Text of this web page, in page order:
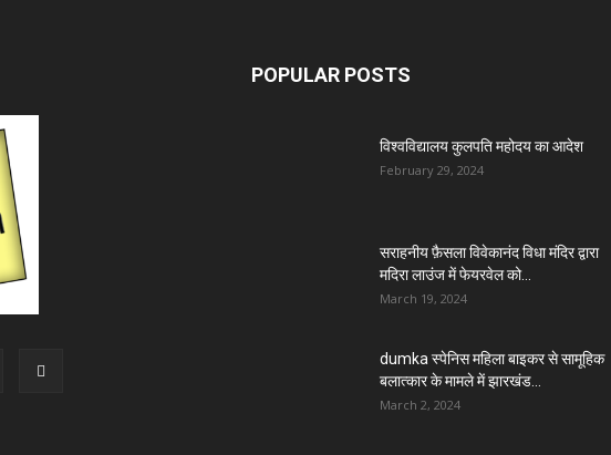
POPULAR POSTS
विश्वविद्यालय कुलपति महोदय का आदेश
February 29, 2024
सराहनीय फ़ैसला विवेकानंद विधा मंदिर द्वारा
मदिरा लाउंज में फेयरवेल को...
March 19, 2024
dumka स्पेनिस महिला बाइकर से सामूहिक
बलात्कार के मामले में झारखंड...
March 2, 2024